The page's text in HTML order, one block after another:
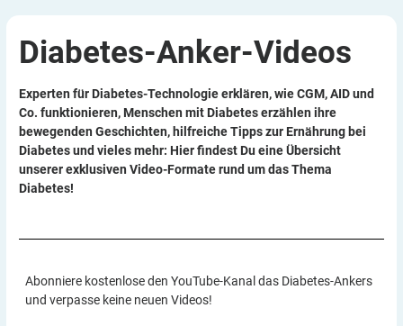
Diabetes-Anker-Videos
Experten für Diabetes-Technologie erklären, wie CGM, AID und
Co. funktionieren, Menschen mit Diabetes erzählen ihre
bewegenden Geschichten, hilfreiche Tipps zur Ernährung bei
Diabetes und vieles mehr: Hier findest Du eine Übersicht
unserer exklusiven Video-Formate rund um das Thema
Diabetes!
Abonniere kostenlose den YouTube-Kanal das Diabetes-Ankers
und verpasse keine neuen Videos!